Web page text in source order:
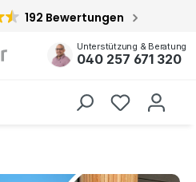
192 Bewertungen
Unterstützung & Beratung
040 257 671 320